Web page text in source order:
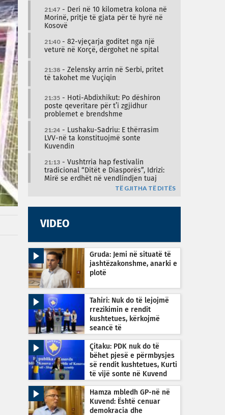
21:47 - Deri në 10 kilometra kolona në
Morinë, pritje të gjata për të hyrë në
Kosovë
21:40- 82-vjeçarja goditet nga një
veturë në Korçë, dërgohet në spital
21:38 - Zelensky arrin në Serbi, pritet
të takohet me Vuçiqin
21:35 - Hoti-Abdixhikut: Po dëshiron
poste qeveritare për t’i zgjidhur
problemet e brendshme
21:24 - Lushaku-Sadriu: E thërrasim
LVV-në ta konstituojmë sonte
Kuvendin
21:13 - Vushtrria hap festivalin
tradicional “Ditët e Diasporës”, Idrizi:
Mirë se erdhët në vendlindjen tuaj
TË GJITHA TË DITËS
VIDEO
Gruda: Jemi në situatë të
jashtëzakonshme, anarki e
plotë
Tahiri: Nuk do të lejojmë
rrezikimin e rendit
kushtetues, kërkojmë
seancë të
orën 22:30
Çitaku: PDK nuk do të
bëhet pjesë e përmbysjes
së rendit kushtetues, Kurti
të vijë sonte në Kuvend
Hamza mbledh GP-në në
Kuvend: Është cenuar
demokracia dhe